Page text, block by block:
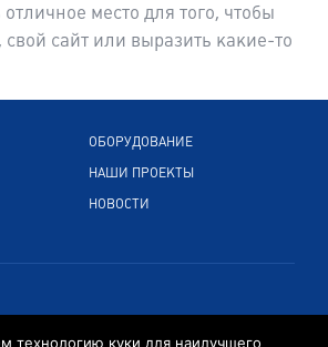
место для того, чтобы
свой сайт или выразить какие-то
ОБОРУДОВАНИЕ
НАШИ ПРОЕКТЫ
НОВОСТИ
технологию куки для наилучшего